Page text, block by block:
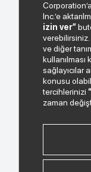
“Kişisel
anladım.
"Ticari
Inc.’e
izin ver”
ve diğer
sağlayıcılar
konusu
tercihlerinizi
zaman